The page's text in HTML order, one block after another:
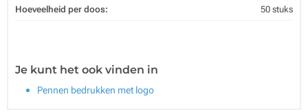
Hoeveelheid per doos: 50 stuks
Je kunt het ook vinden in
Pennen bedrukken met logo